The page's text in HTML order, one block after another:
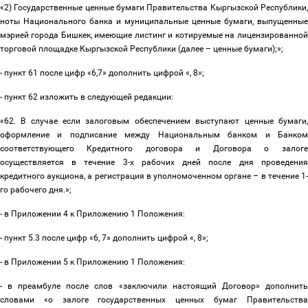
«2) Государственные ценные бумаги Правительства Кыргызской Республики,
ноты Национального банка и муниципальные ценные бумаги, выпущенные
мэрией города Бишкек, имеющие листинг и котируемые на лицензированной
торговой площадке Кыргызской Республики (далее – ценные бумаги);»;
- пункт 61 после цифр «6,7» дополнить цифрой «, 8»;
- пункт 62 изложить в следующей редакции:
«62. В случае если залоговым обеспечением выступают ценные бумаги,
оформление и подписание между Национальным банком и Банком
соответствующего Кредитного договора и Договора о залоге
осуществляется в течение 3-х рабочих дней после дня проведения
кредитного аукциона, а регистрация в уполномоченном органе – в течение 1-
го рабочего дня.»;
- в Приложении 4 к Приложению 1 Положения:
- пункт 5.3 после цифр «6, 7» дополнить цифрой «, 8»;
- в Приложении 5 к Приложению 1 Положения:
- в преамбуле после слов «заключили настоящий Договор» дополнить
словами «о залоге государственных ценных бумаг Правительства